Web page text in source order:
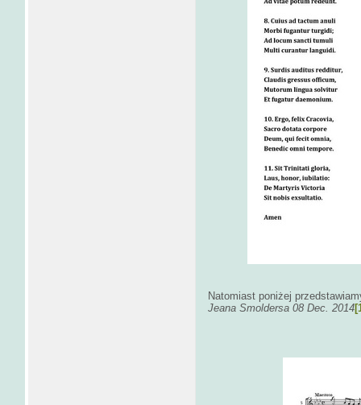
Natomiast poniżej
Jeana Smoldersa 08 Dec. 2014